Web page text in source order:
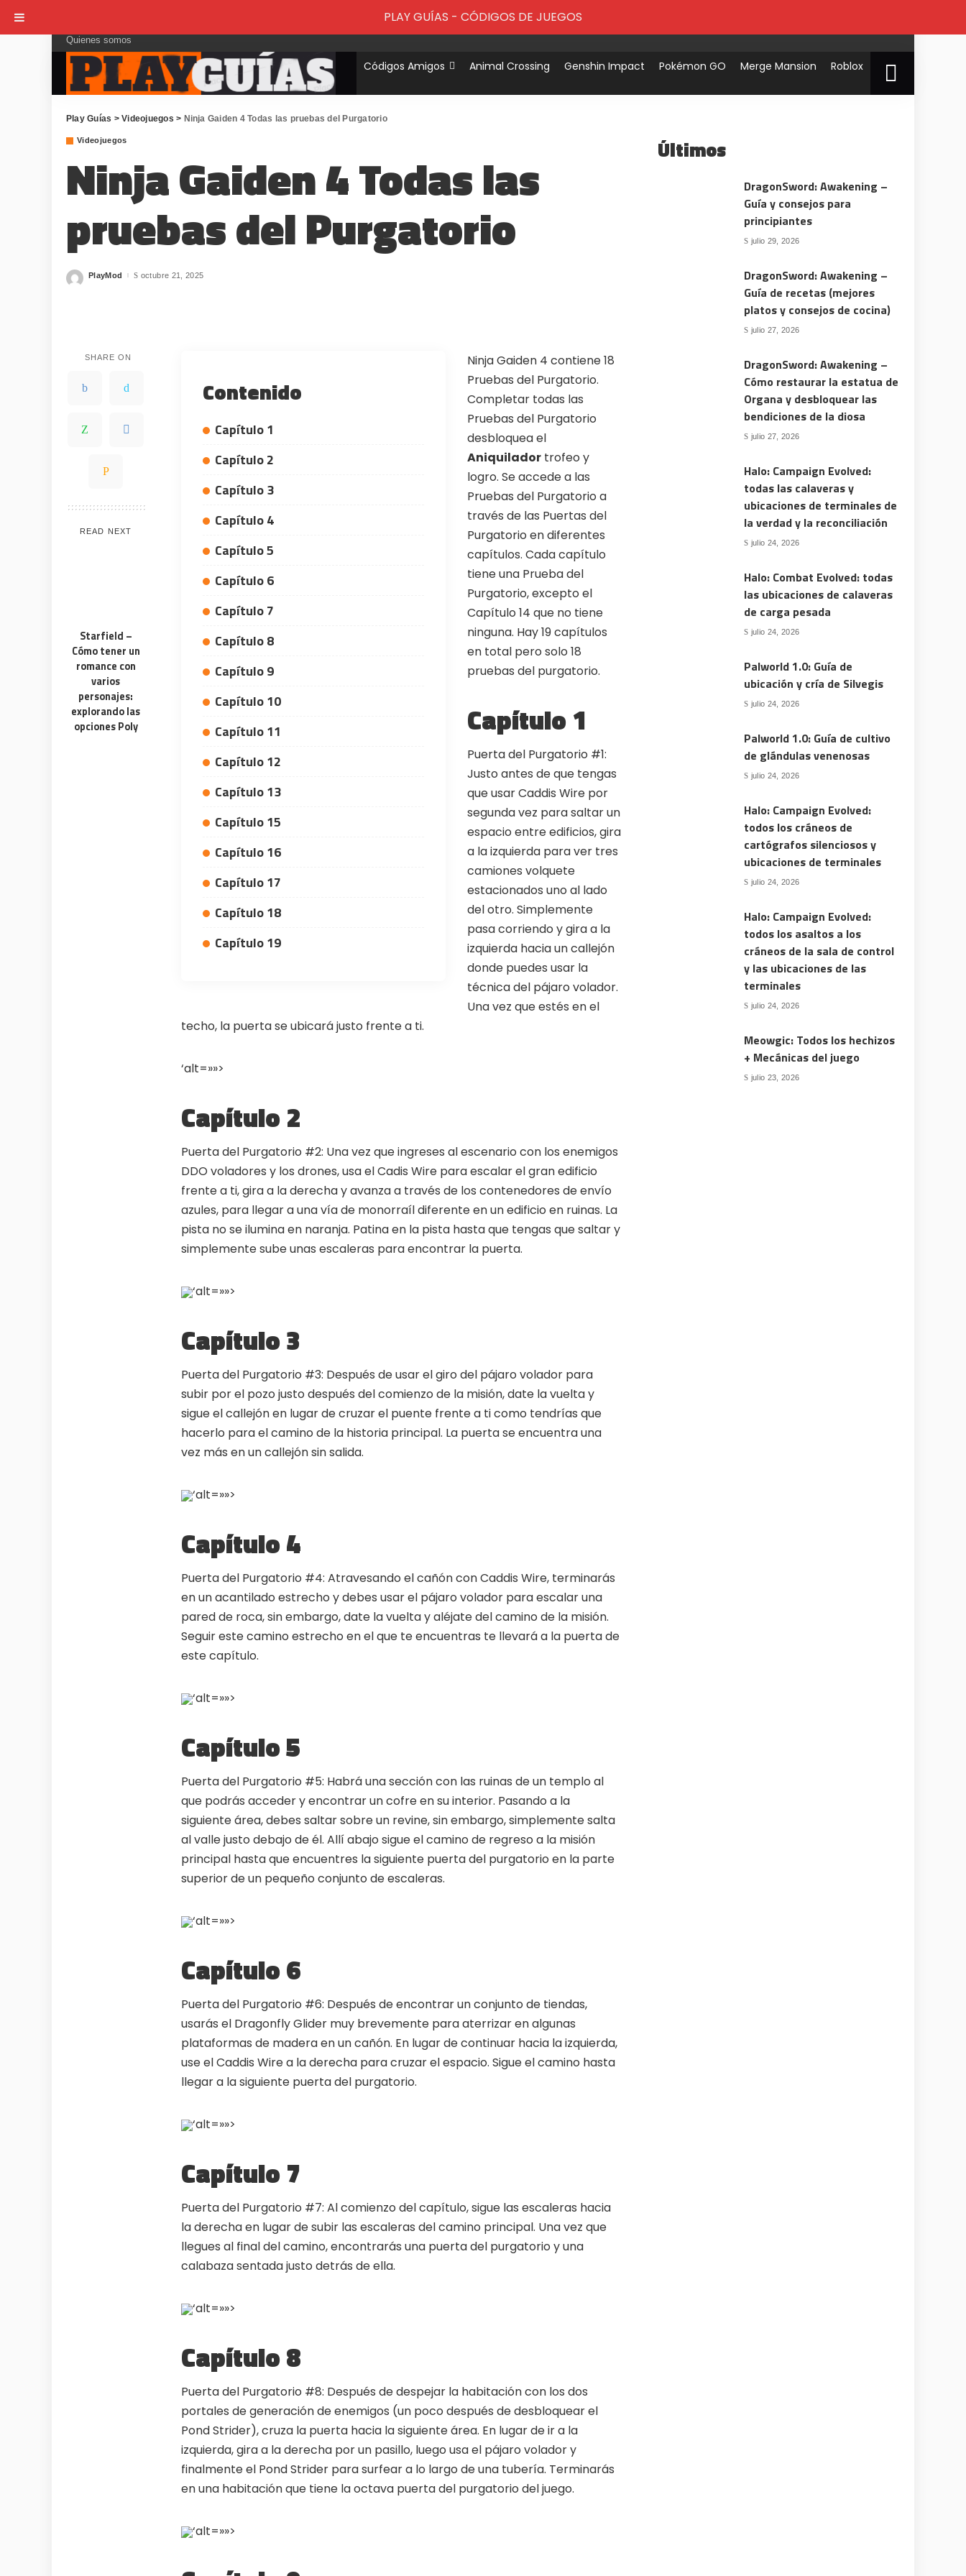
Quienes somos
Códigos Amigos Animal Crossing Genshin Impact Pokémon GO Merge Mansion Roblox
WHY JOIN THE CHANNEL?
ALL PERKS — ZERO NOISE • 100% FREE
💎100% FREE to join
No subscription, no credit card required —
ever
⚡Tricks BEFORE website
🎁Limited-time game codes
Temporary download keys — grab them
fast, they expire
🏆Steam Games Giveaways
Global contests to win full Steam games
No promotions, no junk — just pure
Everything arrives directly — faster than
websites or email
🌍
alerts
Play Guías >Videojuegos > Ninja Gaiden 4 Todas las pruebas del Purgatorio
Videojuegos
Ninja Gaiden 4 Todas las
pruebas del Purgatorio
Posted
PlayMod octubre 21, 2025
SHARE ON
READ NEXT
Starfield –
Cómo tener un
romance con
varios
personajes:
explorando las
opciones Poly
Contenido
Capítulo 1
Capítulo 2
Capítulo 3
Capítulo 4
Capítulo 5
Capítulo 6
Capítulo 7
Capítulo 8
Capítulo 9
Capítulo 10
Capítulo 11
Capítulo 12
Capítulo 13
Capítulo 15
Capítulo 16
Capítulo 17
Capítulo 18
Capítulo 19
Ninja Gaiden 4 contiene 18
Pruebas del Purgatorio.
Completar todas las
Pruebas del Purgatorio
desbloquea el
Aniquiladortrofeo y
logro. Se accede a las
Pruebas del Purgatorio a
través de las Puertas del
Purgatorio en diferentes
capítulos. Cada capítulo
tiene una Prueba del
Purgatorio, excepto el
Capítulo 14 que no tiene
ninguna. Hay 19 capítulos
en total pero solo 18
pruebas del purgatorio.
Capítulo 1
Puerta del Purgatorio #1:
Justo antes de que tengas
que usar Caddis Wire por
segunda vez para saltar un
espacio entre edificios, gira
a la izquierda para ver tres
camiones volquete
estacionados uno al lado
del otro. Simplemente
pasa corriendo y gira a la
izquierda hacia un callejón
donde puedes usar la
técnica del pájaro volador.
Una vez que estés en el
techo, la puerta se ubicará justo frente a ti.
‘alt=»»>
Capítulo 2
Puerta del Purgatorio #2: Una vez que ingreses al escenario con los enemigos
DDO voladores y los drones, usa el Cadis Wire para escalar el gran edificio
frente a ti, gira a la derecha y avanza a través de los contenedores de envío
azules, para llegar a una vía de monorraíl diferente en un edificio en ruinas. La
pista no se ilumina en naranja. Patina en la pista hasta que tengas que saltar y
simplemente sube unas escaleras para encontrar la puerta.
‘alt=»»>
Capítulo 3
Puerta del Purgatorio #3: Después de usar el giro del pájaro volador para
subir por el pozo justo después del comienzo de la misión, date la vuelta y
sigue el callejón en lugar de cruzar el puente frente a ti como tendrías que
hacerlo para el camino de la historia principal. La puerta se encuentra una
vez más en un callejón sin salida.
‘alt=»»>
Capítulo 4
Puerta del Purgatorio #4: Atravesando el cañón con Caddis Wire, terminarás
en un acantilado estrecho y debes usar el pájaro volador para escalar una
pared de roca, sin embargo, date la vuelta y aléjate del camino de la misión.
Seguir este camino estrecho en el que te encuentras te llevará a la puerta de
este capítulo.
‘alt=»»>
Capítulo 5
Puerta del Purgatorio #5: Habrá una sección con las ruinas de un templo al
que podrás acceder y encontrar un cofre en su interior. Pasando a la
siguiente área, debes saltar sobre un revine, sin embargo, simplemente salta
al valle justo debajo de él. Allí abajo sigue el camino de regreso a la misión
principal hasta que encuentres la siguiente puerta del purgatorio en la parte
superior de un pequeño conjunto de escaleras.
‘alt=»»>
Capítulo 6
Puerta del Purgatorio #6: Después de encontrar un conjunto de tiendas,
usarás el Dragonfly Glider muy brevemente para aterrizar en algunas
plataformas de madera en un cañón. En lugar de continuar hacia la izquierda,
use el Caddis Wire a la derecha para cruzar el espacio. Sigue el camino hasta
llegar a la siguiente puerta del purgatorio.
‘alt=»»>
Capítulo 7
Puerta del Purgatorio #7: Al comienzo del capítulo, sigue las escaleras hacia
la derecha en lugar de subir las escaleras del camino principal. Una vez que
llegues al final del camino, encontrarás una puerta del purgatorio y una
calabaza sentada justo detrás de ella.
‘alt=»»>
Capítulo 8
Puerta del Purgatorio #8: Después de despejar la habitación con los dos
portales de generación de enemigos (un poco después de desbloquear el
Pond Strider), cruza la puerta hacia la siguiente área. En lugar de ir a la
izquierda, gira a la derecha por un pasillo, luego usa el pájaro volador y
finalmente el Pond Strider para surfear a lo largo de una tubería. Terminarás
en una habitación que tiene la octava puerta del purgatorio del juego.
‘alt=»»>
Últimos
DragonSword: Awakening –
Guía y consejos para
principiantes
julio 29, 2026
DragonSword: Awakening –
Guía de recetas (mejores
platos y consejos de cocina)
julio 27, 2026
DragonSword: Awakening –
Cómo restaurar la estatua de
Organa y desbloquear las
bendiciones de la diosa
julio 27, 2026
Halo: Campaign Evolved:
todas las calaveras y
ubicaciones de terminales de
la verdad y la reconciliación
julio 24, 2026
Halo: Combat Evolved: todas
las ubicaciones de calaveras
de carga pesada
julio 24, 2026
Palworld 1.0: Guía de
ubicación y cría de Silvegis
julio 24, 2026
Palworld 1.0: Guía de cultivo
de glándulas venenosas
julio 24, 2026
Halo: Campaign Evolved:
todos los cráneos de
cartógrafos silenciosos y
ubicaciones de terminales
julio 24, 2026
Halo: Campaign Evolved:
todos los asaltos a los
cráneos de la sala de control
y las ubicaciones de las
terminales
julio 24, 2026
Meowgic: Todos los hechizos
+ Mecánicas del juego
julio 23, 2026
PLAY GUÍAS - CÓDIGOS DE JUEGOS